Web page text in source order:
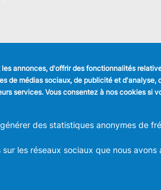
LIENS UTILES
Formulaires
Stationnement
D'ANDERLECHT
annonces, d'offrir des fonctionnalités
de médias sociaux, de publicité et
services. Vous consentez à nos cookies si
des statistiques anonymes de
les réseaux sociaux que nous